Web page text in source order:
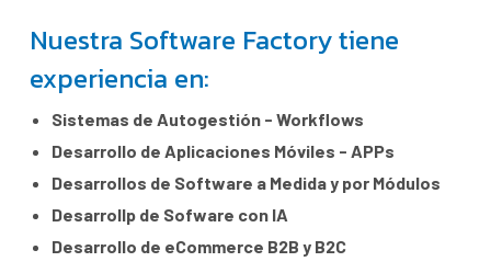
Nuestra Software Factory tiene
experiencia en:
Sistemas de Autogestión - Workflows
Desarrollo de Aplicaciones Móviles - APPs
Desarrollos de Software a Medida y por Módulos
Desarrollp de Sofware con IA
Desarrollo de eCommerce B2B y B2C